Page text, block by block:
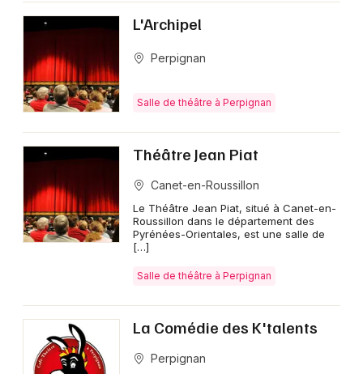
L'Archipel
Perpignan
Salle de théâtre à Perpignan
Théâtre Jean Piat
Canet-en-Roussillon
Le Théâtre Jean Piat, situé à Canet-en-
Roussillon dans le département des
Pyrénées-Orientales, est une salle de
[…]
Salle de théâtre à Perpignan
La Comédie des K'talents
Perpignan